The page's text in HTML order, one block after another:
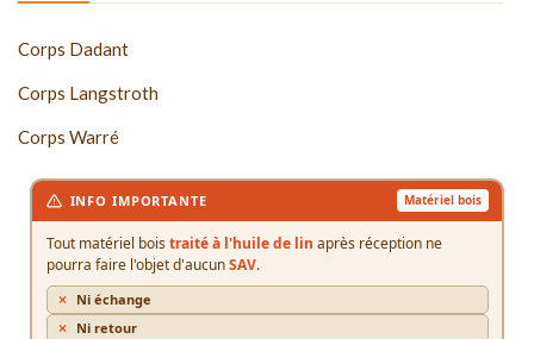
Corps Dadant
Corps Langstroth
Corps Warré
INFO IMPORTANTE Matériel bois
Tout matériel bois traité à l'huile de lin après réception ne
pourra faire l'objet d'aucunSAV.
Ni échange
Ni retour